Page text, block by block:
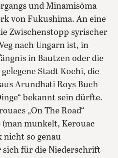
und Minamisōma
von Fukushima. An eine
Zwischenstopp syrischer
nach Ungarn ist, in
in Bautzen oder die
Stadt Kochi, die
Arundhati Roys Buch
bekannt sein dürfte.
„On The Road“
munkelt, Kerouac
nicht so genau
sich für die Niederschrift